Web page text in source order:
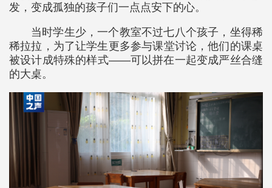
发，变成孤独的孩子们一点点安下的心。
当时学生少，一个教室不过七八个孩子，坐得稀
稀拉拉，为了让学生更多参与课堂讨论，他们的课桌
被设计成特殊的样式——可以拼在一起变成严丝合缝
的大桌。